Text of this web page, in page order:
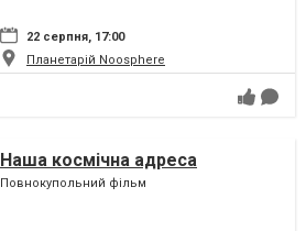
22 серпня, 17:00
Планетарій Noosphere
Наша космічна адреса
Повнокупольний фільм